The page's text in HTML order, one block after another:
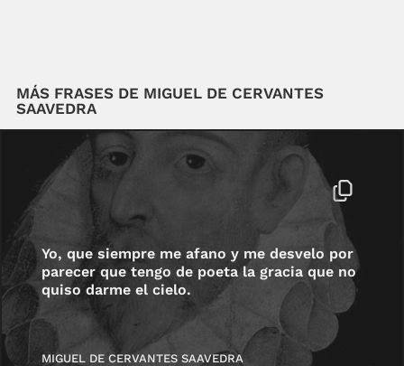
MÁS FRASES DE MIGUEL DE CERVANTES
SAAVEDRA
Yo, que siempre me afano y me desvelo por
parecer que tengo de poeta la gracia que no
quiso darme el cielo.
MIGUEL DE CERVANTES SAAVEDRA